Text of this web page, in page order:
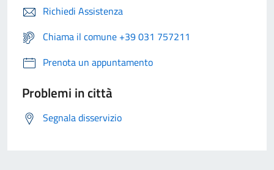
Richiedi Assistenza
Chiama il comune +39 031 757211
Prenota un appuntamento
Problemi in città
Segnala disservizio